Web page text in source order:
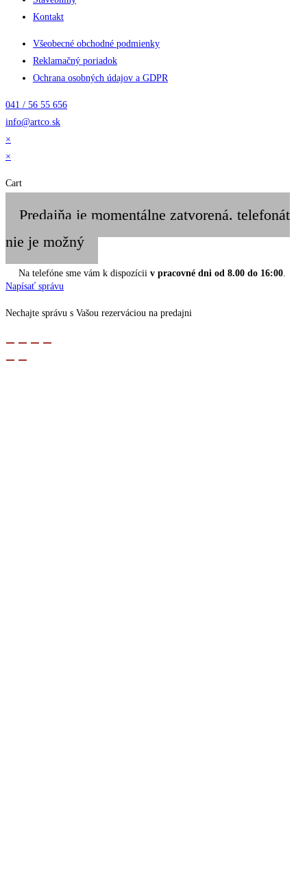
Kontakt
Všeobecné obchodné podmienky
Reklamačný poriadok
Ochrana osobných údajov a GDPR
041 / 56 55 656
info@artco.sk
×
×
Cart
Predajňa je momentálne zatvorená. telefonát
nie je možný
Na telefóne sme vám k dispozícii v pracovné dni od 8.00 do 16:00.
Napísať správu
Nechajte správu s Vašou rezerváciou na predajni